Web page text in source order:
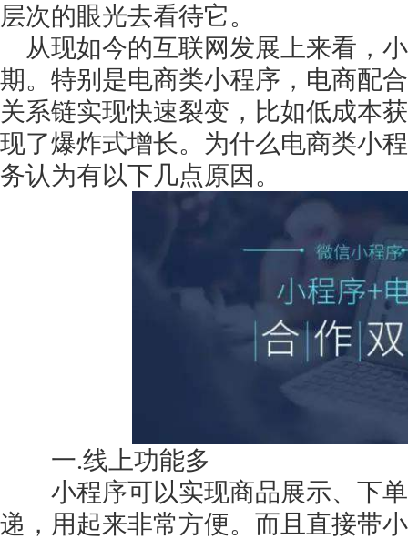
层次的眼光去看待它。
从现如今的互联网发展上来看，
期。特别是电商类小程序，电商配
关系链实现快速裂变，比如低成本
现了爆炸式增长。为什么电商类小
务认为有以下几点原因。
一.线上功能多
小程序可以实现商品展示、下单
递，用起来非常方便。而且直接带
1万个想法不如1次的方案落地
扫码添加[商务总监]沟通方案